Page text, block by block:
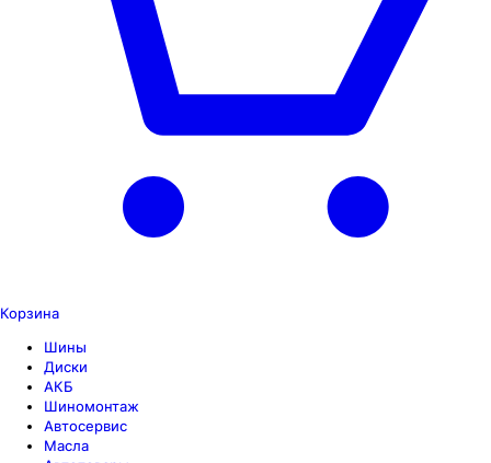
Корзина
Шины
Диски
АКБ
Шиномонтаж
Автосервис
Масла